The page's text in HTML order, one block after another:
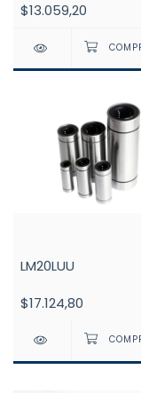
$13.059,20
LM20LUU
$17.124,80